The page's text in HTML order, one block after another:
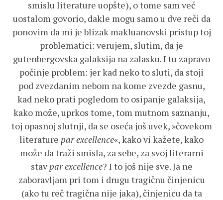
smislu literature uopšte), o tome sam već
uostalom govorio, dakle mogu samo u dve reči da
ponovim da mi je blizak makluanovski pristup toj
problematici: verujem, slutim, da je
gutenbergovska galaksija na zalasku. I tu zapravo
počinje problem: jer kad neko to sluti, da stoji
pod zvezdanim nebom na kome zvezde gasnu,
kad neko prati pogledom to osipanje galaksija,
kako može, uprkos tome, tom mutnom saznanju,
toj opasnoj slutnji, da se oseća još uvek, »čovekom
literature par excellence«, kako vi kažete, kako
može da traži smisla, za sebe, za svoj literarni
stavpar excellence? I to još nije sve. Ja ne
zaboravljam pri tom i drugu tragičnu činjenicu
(ako tu reč tragična nije jaka), činjenicu da ta